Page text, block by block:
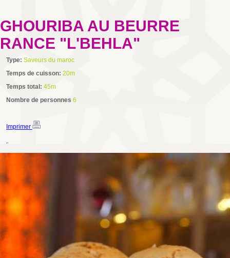
GHOURIBA AU BEURRE
RANCE "L'BEHLA"
Type: Saveurs du maroc
Temps de cuisson: 20m
Temps total: 45m
Nombre de personnes 6
Imprimer